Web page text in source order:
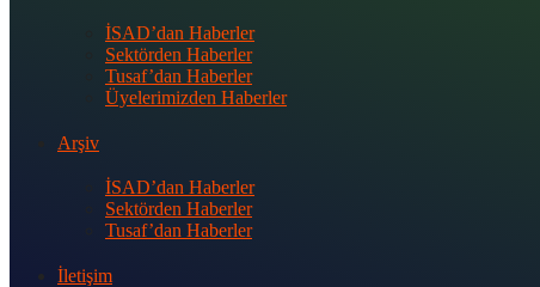
İSAD’dan Haberler
Sektörden Haberler
Tusaf’dan Haberler
Üyelerimizden Haberler
Arşiv
İSAD’dan Haberler
Sektörden Haberler
Tusaf’dan Haberler
İletişim